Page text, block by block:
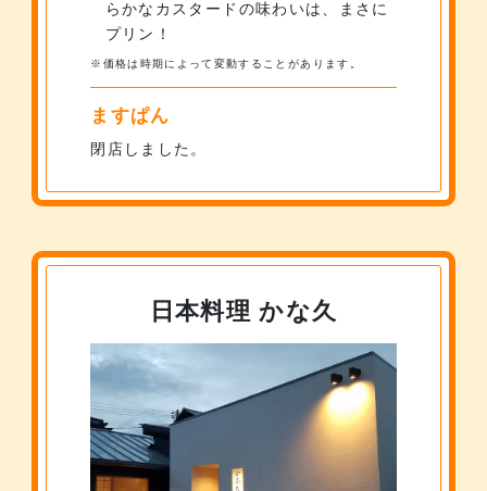
らかなカスタードの味わいは、まさに
プリン！
※ 価格は時期によって変動することがあります。
ますぱん
閉店しました。
日本料理 かな久